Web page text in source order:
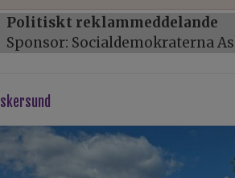
Politiskt reklammeddelande
Sponsor: Socialdemokraterna
askersund